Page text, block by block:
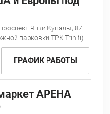
проспект Янки Купалы, 87
парковки ТРК Triniti)
ГРАФИК РАБОТЫ
АРЕНА